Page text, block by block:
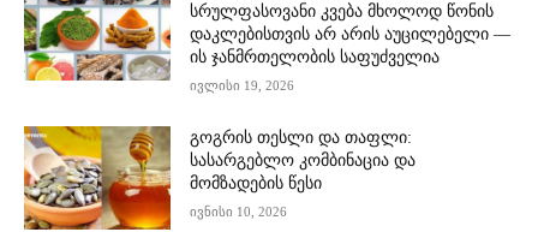
სრულფასოვანი კვება მხოლოდ წონის
დაკლებისთვის არ არის აუცილებელი —
ის ჯანმრთელობის საფუძველია
ივლისი 19, 2026
გოგრის თესლი და თაფლი:
სასარგებლო კომბინაცია და
მომზადების წესი
ივნისი 10, 2026